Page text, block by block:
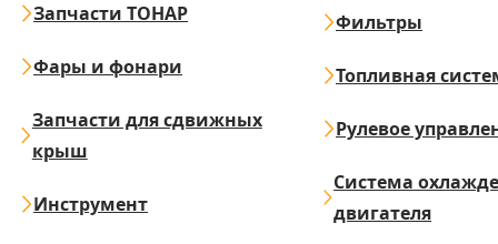
Запчасти ТОНАР
Фары и фонари
Запчасти для сдвижных
крыш
Инструмент
Фильтры
Топливная
Рулевое
Система
двигателя